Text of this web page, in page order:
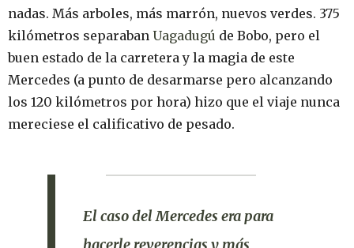
nadas. Más arboles, más marrón, nuevos verdes. 375
kilómetros separaban Uagadugú de Bobo, pero el
buen estado de la carretera y la magia de este
Mercedes (a punto de desarmarse pero alcanzando
los 120 kilómetros por hora) hizo que el viaje nunca
mereciese el calificativo de pesado.
El caso del Mercedes era para
hacerle reverencias y más